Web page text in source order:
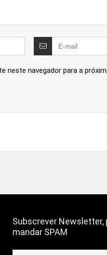
neste navegador para a
Subscrever
mandar SPAM